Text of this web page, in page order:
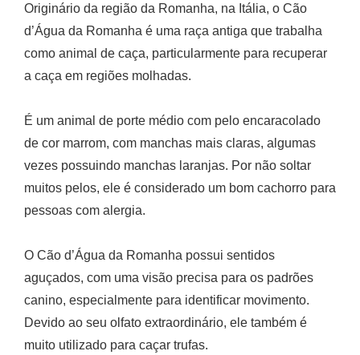
Originário da região da Romanha, na Itália, o Cão
d’Água da Romanha é uma raça antiga que trabalha
como animal de caça, particularmente para recuperar
a caça em regiões molhadas.
É um animal de porte médio com pelo encaracolado
de cor marrom, com manchas mais claras, algumas
vezes possuindo manchas laranjas. Por não soltar
muitos pelos, ele é considerado um bom cachorro para
pessoas com alergia.
O Cão d’Água da Romanha possui sentidos
aguçados, com uma visão precisa para os padrões
canino, especialmente para identificar movimento.
Devido ao seu olfato extraordinário, ele também é
muito utilizado para caçar trufas.